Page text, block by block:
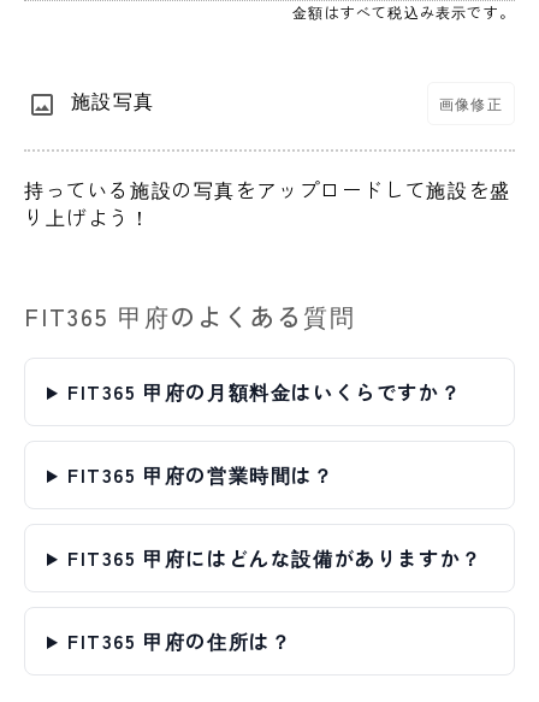
金額はすべて税込み表示です。
施設写真 画像修正
持っている施設の写真をアップロードして施設を盛
り上げよう！
FIT365 甲府のよくある質問
FIT365 甲府の月額料金はいくらですか？
FIT365 甲府の営業時間は？
FIT365 甲府にはどんな設備がありますか？
FIT365 甲府の住所は？